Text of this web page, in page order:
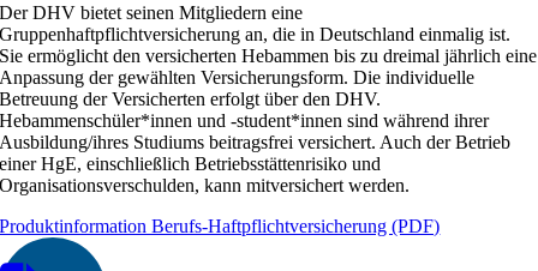
Der DHV bietet seinen Mitgliedern eine
Gruppenhaftpflichtversicherung an, die in Deutschland einmalig ist.
Sie ermöglicht den versicherten Hebammen bis zu dreimal jährlich eine
Anpassung der gewählten Versicherungsform. Die individuelle
Betreuung der Versicherten erfolgt über den DHV.
Hebammenschüler*innen und -student*innen sind während ihrer
Ausbildung/ihres Studiums beitragsfrei versichert. Auch der Betrieb
einer HgE, einschließlich Betriebsstättenrisiko und
Organisationsverschulden, kann mitversichert werden.
Produktinformation Berufs-Haftpflichtversicherung (PDF)